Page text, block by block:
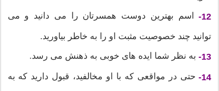
12- اسم بهترین دوست همسرتان را می دانید و می
توانید چند خصوصیت مثبت او را به خاطر بیاورید.
13- به نظر شما ایده های خوبی به ذهنش می رسد.
14- حتی در مواقعی که با او مخالفید، قبول دارید که به